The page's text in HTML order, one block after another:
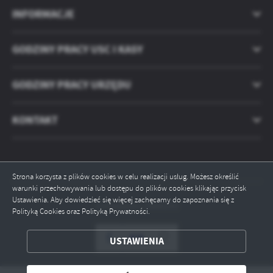
Strona korzysta z plików cookies w celu realizacji usług. Możesz określić
warunki przechowywania lub dostępu do plików cookies klikając przycisk
Ustawienia. Aby dowiedzieć się więcej zachęcamy do zapoznania się z
Polityką Cookies oraz Polityką Prywatności.
USTAWIENIA
społecznościowych.
ZAPISZ WYBRANE
INFORMACJE
GODZINY PRACY USC I KASY
GODZINY PRACY URZĘDU
KONTAKT
Odwiedzin: 2568193